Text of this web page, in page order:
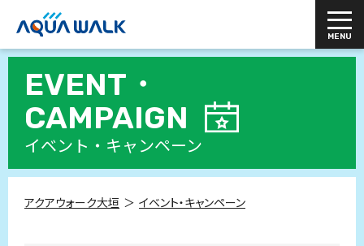
EVENT・
CAMPAIGN
イベント・キャンペーン
アクアウォーク大垣 イベント・キャンペーン